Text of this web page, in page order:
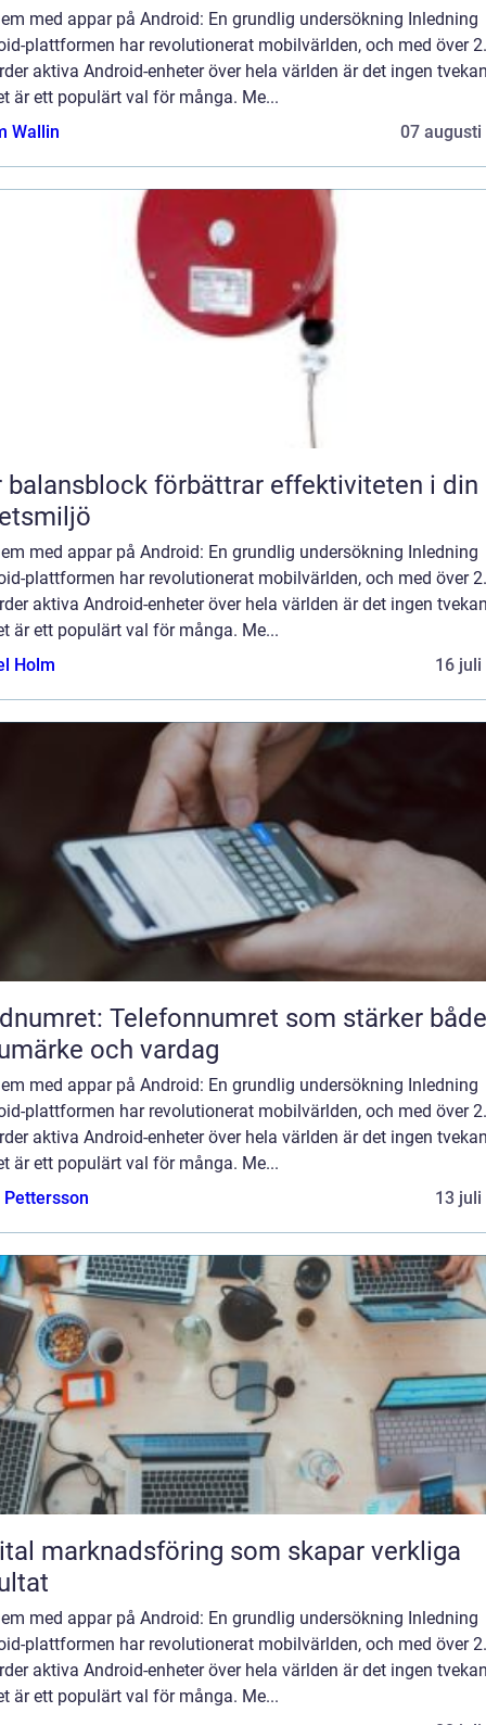
med appar på Android: En grundlig undersökning Inledning
plattformen har revolutionerat mobilvärlden, och med över
aktiva Android-enheter över hela världen är det ingen
är ett populärt val för många. Me...
Wallin
07 augusti
balansblock förbättrar effektiviteten i din
med appar på Android: En grundlig undersökning Inledning
plattformen har revolutionerat mobilvärlden, och med över
aktiva Android-enheter över hela världen är det ingen
är ett populärt val för många. Me...
Holm
16 juli
Telefonnumret som stärker både
och vardag
med appar på Android: En grundlig undersökning Inledning
plattformen har revolutionerat mobilvärlden, och med över
aktiva Android-enheter över hela världen är det ingen
är ett populärt val för många. Me...
13 juli
marknadsföring som skapar verkliga
med appar på Android: En grundlig undersökning Inledning
plattformen har revolutionerat mobilvärlden, och med över
aktiva Android-enheter över hela världen är det ingen
är ett populärt val för många. Me...